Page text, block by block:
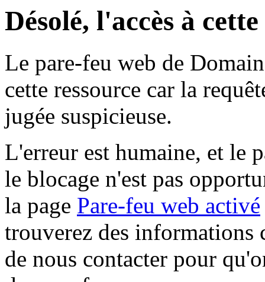
Désolé, l'accès à
Le pare-feu web de
cette ressource car la
jugée suspicieuse.
L'erreur est humaine, et le
le blocage n'est pas
la page Pare-feu web activé
trouverez des informations
de nous contacter pour